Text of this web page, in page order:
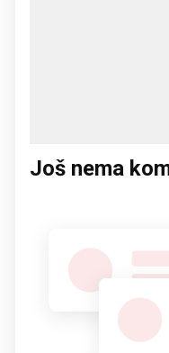
Još nema